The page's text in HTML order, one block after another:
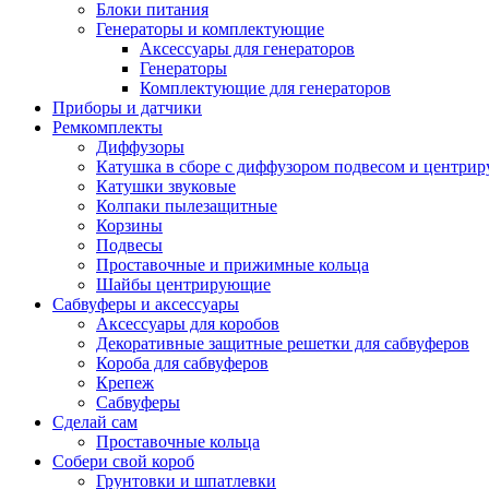
Блоки питания
Генераторы и комплектующие
Аксессуары для генераторов
Генераторы
Комплектующие для генераторов
Приборы и датчики
Ремкомплекты
Диффузоры
Катушка в сборе с диффузором подвесом и
Катушки звуковые
Колпаки пылезащитные
Корзины
Подвесы
Проставочные и прижимные кольца
Шайбы центрирующие
Сабвуферы и аксессуары
Аксессуары для коробов
Декоративные защитные решетки для сабвуферов
Короба для сабвуферов
Крепеж
Сабвуферы
Сделай сам
Проставочные кольца
Собери свой короб
Грунтовки и шпатлевки